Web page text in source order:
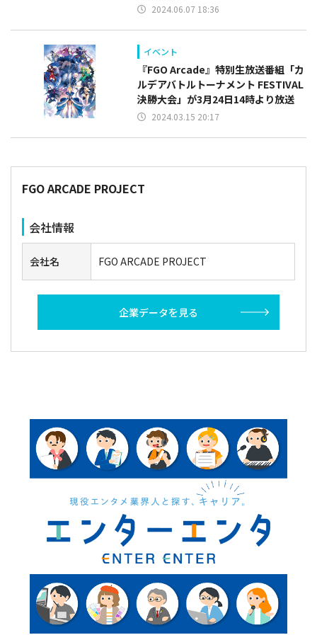
2024.06.07 18:36
イベント
『FGO Arcade』特別生放送番組「カ
ルデアバトルトーナメント FESTIVAL
決勝大会」が3月24日14時より放送
2024.03.15 20:17
FGO ARCADE PROJECT
会社情報
会社名 FGO ARCADE PROJECT
企業データを見る